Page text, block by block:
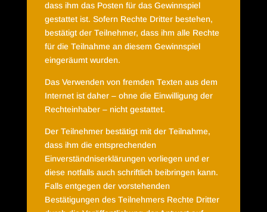
dass ihm das Posten für das Gewinnspiel
gestattet ist. Sofern Rechte Dritter bestehen,
bestätigt der Teilnehmer, dass ihm alle Rechte
für die Teilnahme an diesem Gewinnspiel
eingeräumt wurden.
Das Verwenden von fremden Texten aus dem
Internet ist daher – ohne die Einwilligung der
Rechteinhaber – nicht gestattet.
Der Teilnehmer bestätigt mit der Teilnahme,
dass ihm die entsprechenden
Einverständniserklärungen vorliegen und er
diese notfalls auch schriftlich beibringen kann.
Falls entgegen der vorstehenden
Bestätigungen des Teilnehmers Rechte Dritter